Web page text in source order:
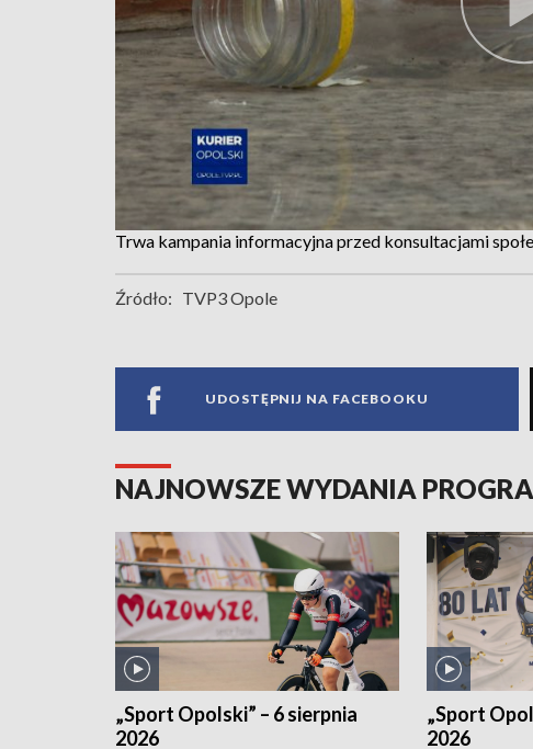
Trwa kampania informacyjna przed konsultacjami
Źródło: TVP3 Opole
UDOSTĘPNIJ NA FACEBOOKU
NAJNOWSZE WYDANIA
„Sport Opolski” – 6 sierpnia
2026
„Sport
2026